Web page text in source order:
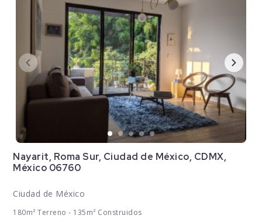
Nayarit, Roma Sur, Ciudad de México, CDMX,
México 06760
Ciudad de México
180m² Terreno - 135m² Construidos